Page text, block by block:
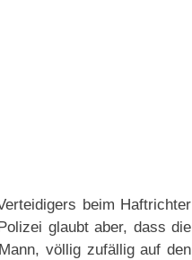
beim Haftrichter
glaubt aber, dass die
völlig zufällig auf den